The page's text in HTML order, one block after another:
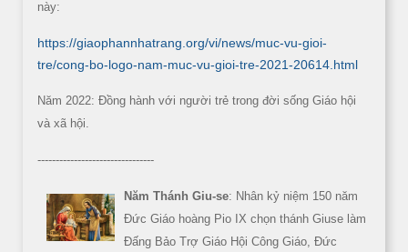
này:
https://giaophannhatrang.org/vi/news/muc-vu-gioi-
tre/cong-bo-logo-nam-muc-vu-gioi-tre-2021-20614.html
Năm 2022: Đồng hành với người trẻ trong đời sống Giáo hội
và xã hội.
--------------------------------
Năm Thánh Giu-se: Nhân kỷ niệm 150 năm
Đức Giáo hoàng Pio IX chọn thánh Giuse làm
Đấng Bảo Trợ Giáo Hội Công Giáo, Đức